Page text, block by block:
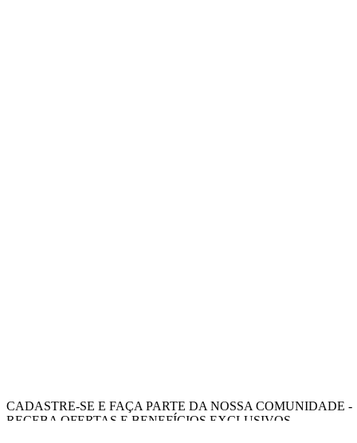
CADASTRE-SE E FAÇA PARTE DA NOSSA COMUNIDADE -
RECEBA OFERTAS E BENEFÍCIOS EXCLUSIVOS.